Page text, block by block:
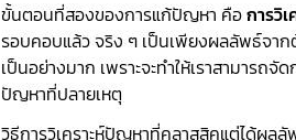
ขั้นตอนที่สองของการแก้ปัญหา คือการวิ
รอบคอบแล้ว จริง ๆ เป็นเพียงผลลัพธ์จ
เป็นอย่างมาก เพราะจะทำให้เราสามาร
ปัญหาที่ปลายเหตุ
วิธีการวิเคราะห์ปัญหาที่คลาสสิคแต่ได้ผ